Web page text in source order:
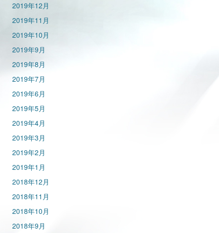
2019年12月
2019年11月
2019年10月
2019年9月
2019年8月
2019年7月
2019年6月
2019年5月
2019年4月
2019年3月
2019年2月
2019年1月
2018年12月
2018年11月
2018年10月
2018年9月